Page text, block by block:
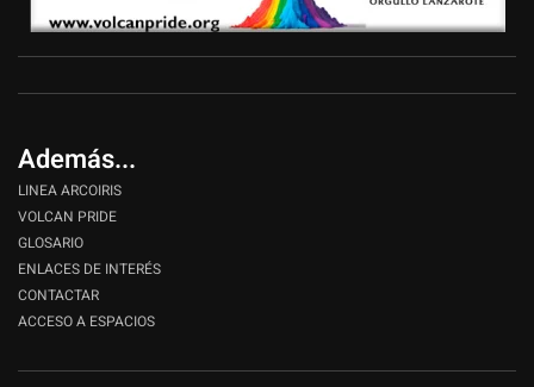
Además...
LINEA ARCOIRIS
VOLCAN PRIDE
GLOSARIO
ENLACES DE INTERÉS
CONTACTAR
ACCESO A ESPACIOS